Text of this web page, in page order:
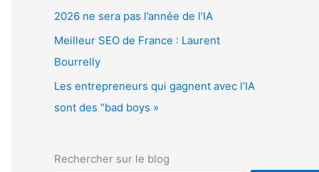
2026 ne sera pas l’année de l’IA
Meilleur SEO de France : Laurent
Bourrelly
Les entrepreneurs qui gagnent avec l’IA
sont des “bad boys »
Rechercher sur le blog